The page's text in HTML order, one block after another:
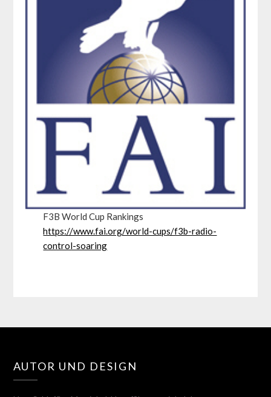
F3B World Cup Rankings
https://www.fai.org/world-cups/f3b-radio-
control-soaring
AUTOR UND DESIGN